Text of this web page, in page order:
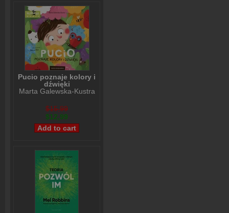
Pucio poznaje kolory i
dźwięki
Marta Galewska-Kustra
$15,99
$12,99